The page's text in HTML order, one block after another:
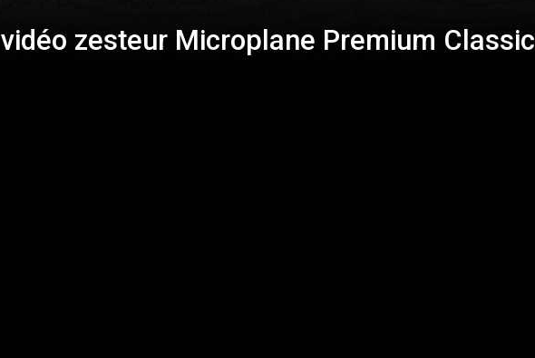
vidéo zesteur Microplane Premium Classic